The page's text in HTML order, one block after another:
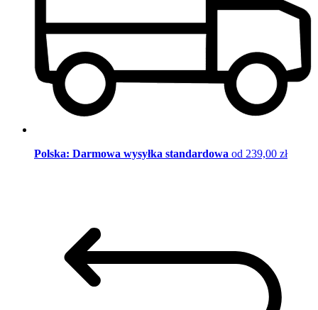
Polska: Darmowa wysyłka standardowa od 239,00 zł